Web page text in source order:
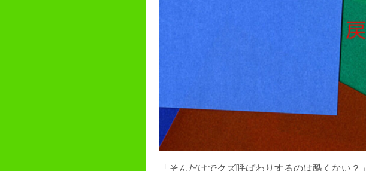
「そんだけでクズ呼ばわりするのは酷くない？」